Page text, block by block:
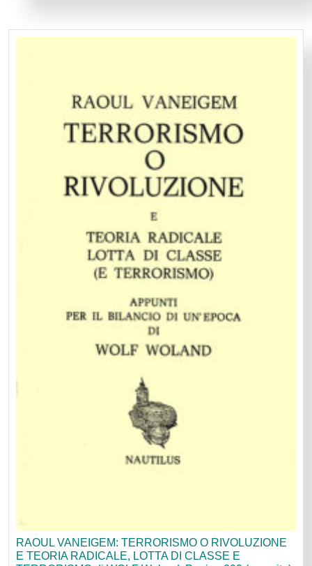
RAOUL VANEIGEM: TERRORISMO O RIVOLUZIONE
E TEORIA RADICALE, LOTTA DI CLASSE E